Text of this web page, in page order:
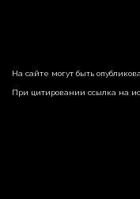
На сайте могут быть
При цитировании ссылка на